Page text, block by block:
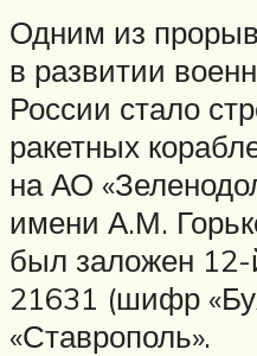
Одним из
в развитии
России стало
ракетных
на АО
имени А.М.
был заложен 12-
21631 (шифр
«Ставрополь».